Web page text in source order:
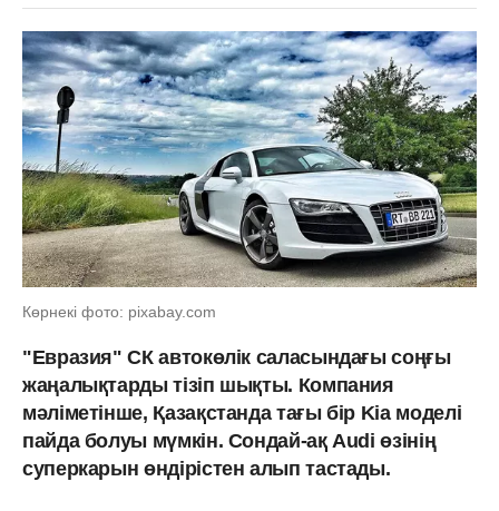
Көрнекі фото: pixabay.com
"Евразия" СК автокөлік саласындағы соңғы
жаңалықтарды тізіп шықты. Компания
мәліметінше, Қазақстанда тағы бір Kia моделі
пайда болуы мүмкін. Сондай-ақ Audi өзінің
суперкарын өндірістен алып тастады.